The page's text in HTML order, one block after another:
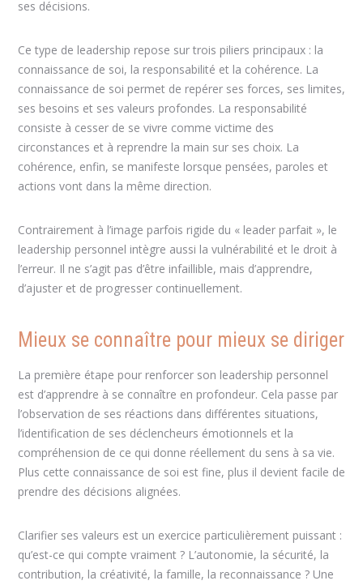
ses décisions.
Ce type de leadership repose sur trois piliers principaux : la
connaissance de soi, la responsabilité et la cohérence. La
connaissance de soi permet de repérer ses forces, ses limites,
ses besoins et ses valeurs profondes. La responsabilité
consiste à cesser de se vivre comme victime des
circonstances et à reprendre la main sur ses choix. La
cohérence, enfin, se manifeste lorsque pensées, paroles et
actions vont dans la même direction.
Contrairement à l’image parfois rigide du « leader parfait », le
leadership personnel intègre aussi la vulnérabilité et le droit à
l’erreur. Il ne s’agit pas d’être infaillible, mais d’apprendre,
d’ajuster et de progresser continuellement.
Mieux se connaître pour mieux se diriger
La première étape pour renforcer son leadership personnel
est d’apprendre à se connaître en profondeur. Cela passe par
l’observation de ses réactions dans différentes situations,
l’identification de ses déclencheurs émotionnels et la
compréhension de ce qui donne réellement du sens à sa vie.
Plus cette connaissance de soi est fine, plus il devient facile de
prendre des décisions alignées.
Clarifier ses valeurs est un exercice particulièrement puissant :
qu’est-ce qui compte vraiment ? L’autonomie, la sécurité, la
contribution, la créativité, la famille, la reconnaissance ? Une